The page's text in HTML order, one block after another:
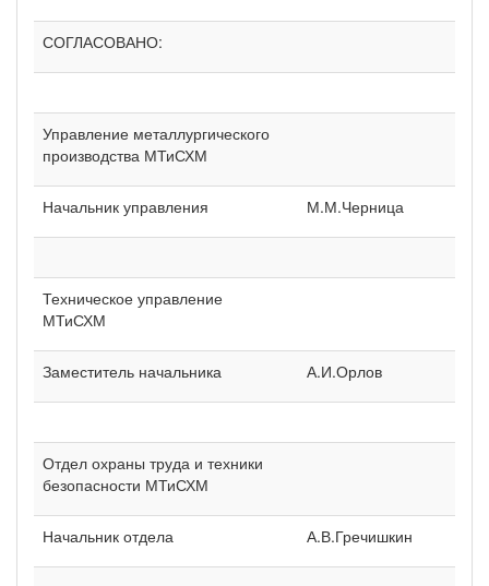
СОГЛАСОВАНО:
Управление металлургического
производства МТиСХМ
Начальник управления М.М.Черница
Техническое управление
МТиСХМ
Заместитель начальника А.И.Орлов
Отдел охраны труда и техники
безопасности МТиСХМ
Начальник отдела А.В.Гречишкин